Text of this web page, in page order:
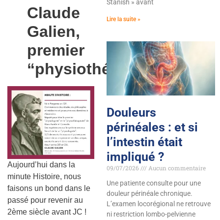
Claude
Galien,
premier
“physiothérapeute”
Aujourd’hui dans la
minute Histoire, nous
faisons un bond dans le
passé pour revenir au
2ème siècle avant JC !
Stanish » avant
Lire la suite »
Douleurs
périnéales : et si
l’intestin était
impliqué ?
09/07/2026
Aucun commentaire
Une patiente consulte pour une
douleur périnéale chronique.
L’examen locorégional ne retrouve
ni restriction lombo-pelvienne